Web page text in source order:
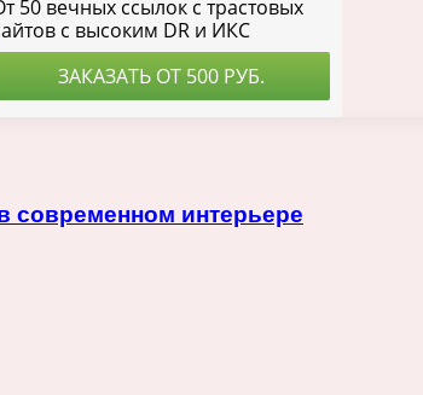
современном интерьере